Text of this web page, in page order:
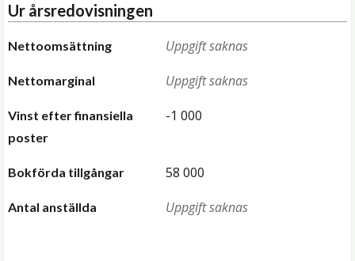
Ur årsredovisningen
Nettoomsättning Uppgift saknas
Nettomarginal Uppgift saknas
Vinst efter finansiella
poster
-1 000
Bokförda tillgångar 58 000
Antal anställda Uppgift saknas